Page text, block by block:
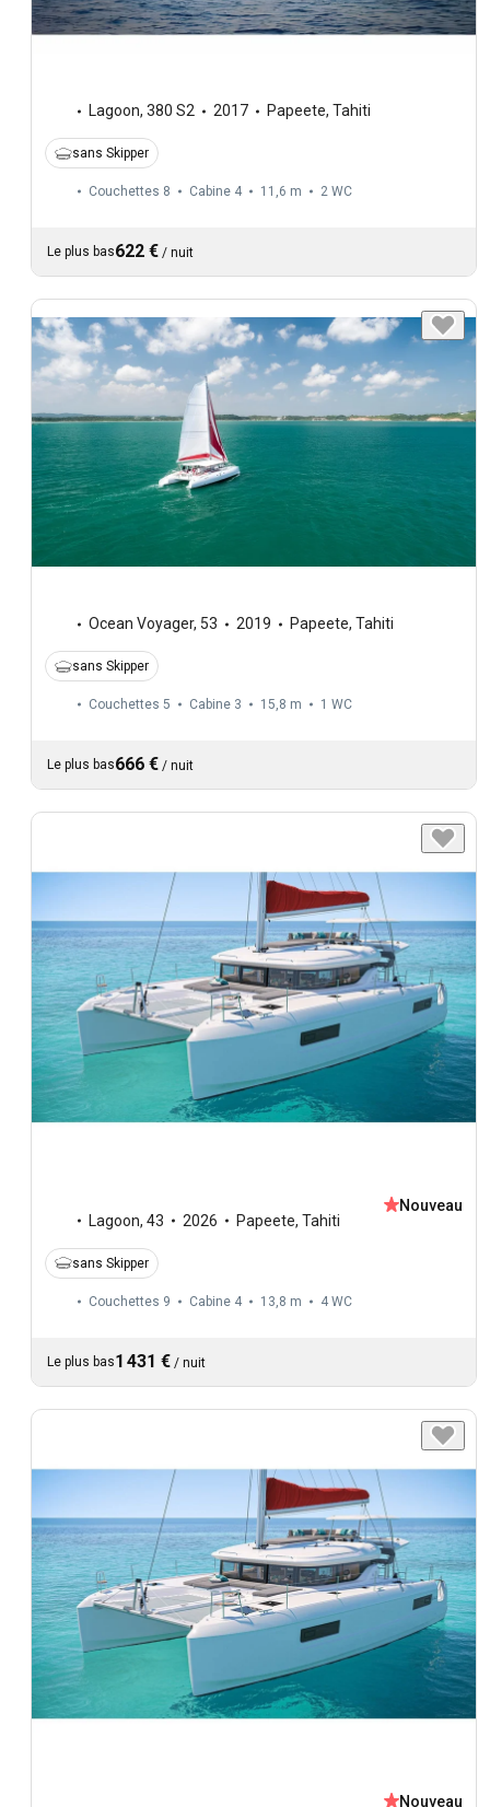
Lagoon, 380 S2 2017 Papeete, Tahiti
sans Skipper
Couchettes 8 Cabine 4 11,6 m 2 WC
Le plus bas622 € / nuit
Ocean Voyager, 53 2019 Papeete, Tahiti
sans Skipper
Couchettes 5 Cabine 3 15,8 m 1 WC
Le plus bas666 € / nuit
Lagoon, 43 2026 Papeete, Tahiti
Nouveau
sans Skipper
Couchettes 9 Cabine 4 13,8 m 4 WC
Le plus bas1 431 € / nuit
Nouveau